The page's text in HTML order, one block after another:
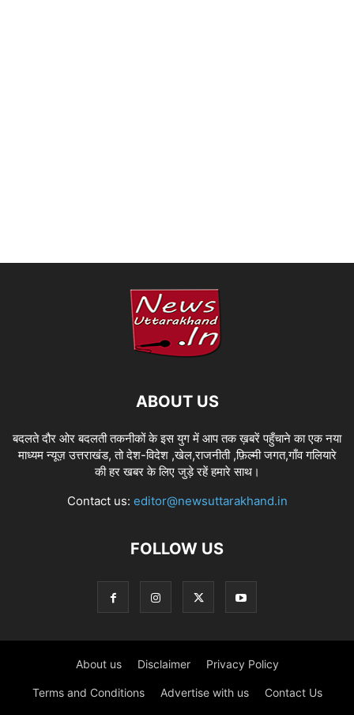
ABOUT US
बदलते दौर ओर बदलती तकनीकों के इस युग में आप तक ख़बरें पहुँचाने का एक नया
माध्यम न्यूज़ उत्तराखंड, तो देश-विदेश ,खेल,राजनीती ,फ़िल्मी जगत,गाँव गलियारे
की हर खबर के लिए जुड़े रहें हमारे साथ।
Contact us: editor@newsuttarakhand.in
FOLLOW US
About us Disclaimer Privacy Policy
Terms and Conditions Advertise with us Contact Us